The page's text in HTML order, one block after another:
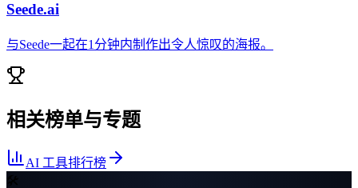
Seede.ai
与Seede一起在1分钟内制作出令人惊叹的海报。
相关榜单与专题
AI 工具排行榜
🛠